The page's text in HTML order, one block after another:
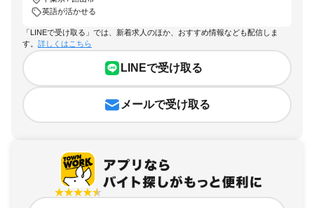
英語が活かせる
「LINEで受け取る」では、新着求人のほか、おすすめ情報なども配信しま
す。 詳しくはこちら
LINEで受け取る
メールで受け取る